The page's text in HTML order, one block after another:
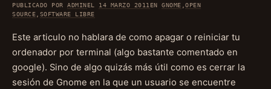
PUBLICADO PORADMINEL 14 MARZO 2011 ENGNOME ,OPEN
SOURCE
SOFTWARE LIBRE
Este articulo no hablara de como apagar o reiniciar tu
ordenador por terminal (algo bastante comentado en
google). Sino de algo quizás más útil como es cerrar la
sesión de Gnome en la que un usuario se encuentre